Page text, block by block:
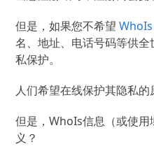
但是，如果您不希望WhoIs
名、地址、电话号码等供
私保护。
人们希望在线保护其隐私的
但是，WhoIs信息（或使用
义？